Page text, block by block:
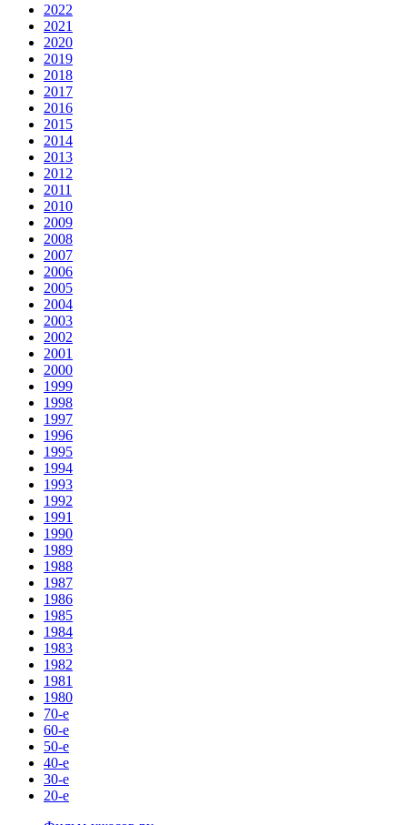
2022
2021
2020
2019
2018
2017
2016
2015
2014
2013
2012
2011
2010
2009
2008
2007
2006
2005
2004
2003
2002
2001
2000
1999
1998
1997
1996
1995
1994
1993
1992
1991
1990
1989
1988
1987
1986
1985
1984
1983
1982
1981
1980
70-е
60-е
50-е
40-е
30-е
20-е